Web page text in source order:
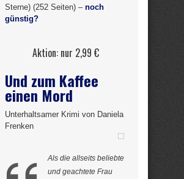
Sterne) (252 Seiten) – noch
günstig?
Aktion: nur 2,99 €
Und zum Kaffee
einen Mord
Unterhaltsamer Krimi von Daniela
Frenken
Als die allseits beliebte
und geachtete Frau